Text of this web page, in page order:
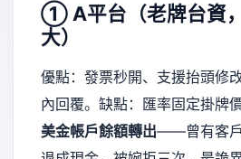
① A平台（老牌台資
大）
優點：發票秒開、支援抬頭修
內回覆。缺點：匯率固定掛牌
美金帳戶餘額轉出——曾有客